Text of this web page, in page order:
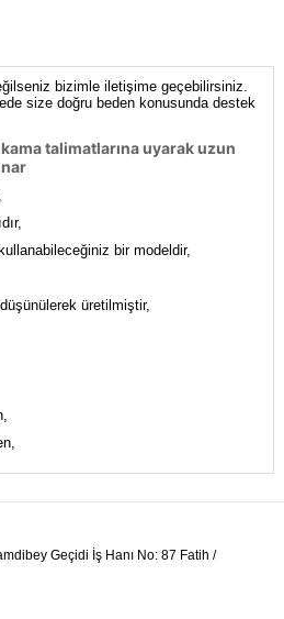
bizimle iletişime geçebilirsiniz.
size doğru beden konusunda destek
talimatlarına uyarak uzun
bir modeldir,
üretilmiştir,
Geçidi İş Hanı No: 87 Fatih /